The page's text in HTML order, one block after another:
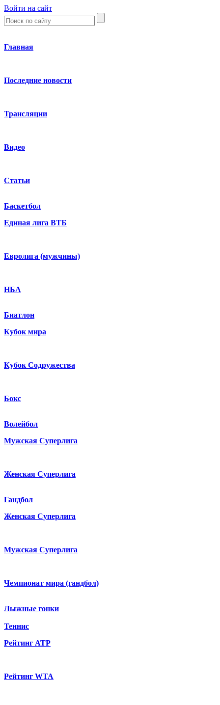
Войти на сайт
Главная
Последние новости
Трансляции
Видео
Статьи
Баскетбол
Единая лига ВТБ
Евролига (мужчины)
НБА
Биатлон
Кубок мира
Кубок Содружества
Бокс
Волейбол
Мужская Суперлига
Женская Суперлига
Гандбол
Женская Суперлига
Мужская Суперлига
Чемпионат мира (гандбол)
Лыжные гонки
Теннис
Рейтинг ATP
Рейтинг WTA